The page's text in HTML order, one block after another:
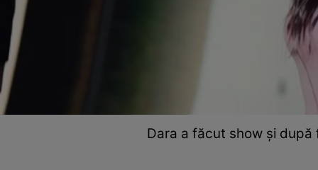
Dara a făcut show și